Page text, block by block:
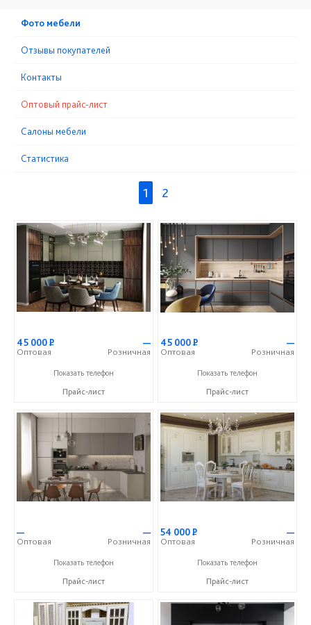
Фото мебели
Отзывы покупателей
Контакты
Оптовый прайс-лист
Cалоны мебели
Статистика
1 2
45 000Р
Оптовая
—
Розничная
+7 (903) 851-42-43
Показать телефон
Прайс-лист
45 000Р
Оптовая
—
Розничная
+7 (903) 851-42-43
Показать телефон
Прайс-лист
—
Оптовая
—
Розничная
+7 (903) 851-42-43
Показать телефон
Прайс-лист
54 000Р
Оптовая
—
Розничная
+7 (903) 851-42-43
Показать телефон
Прайс-лист